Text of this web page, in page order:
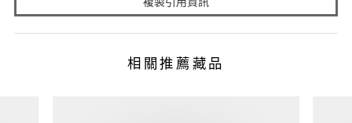
相關推薦藏品